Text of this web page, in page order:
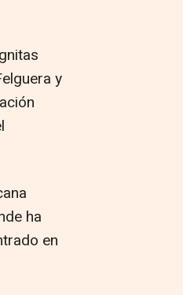
y
ha
en